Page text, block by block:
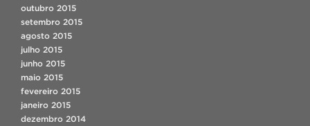
outubro 2015
setembro 2015
agosto 2015
julho 2015
junho 2015
maio 2015
fevereiro 2015
janeiro 2015
dezembro 2014